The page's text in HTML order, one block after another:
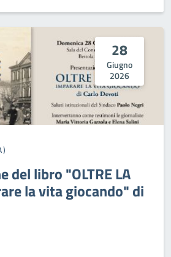
28
Giugno
2026
del libro "OLTRE LA
la vita giocando" di
LIBRO "OLTRE LA RETE - IMPARARE